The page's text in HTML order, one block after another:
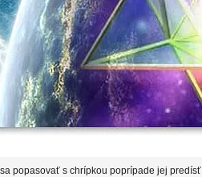
popasovať s chrípkou poprípade jej predísť